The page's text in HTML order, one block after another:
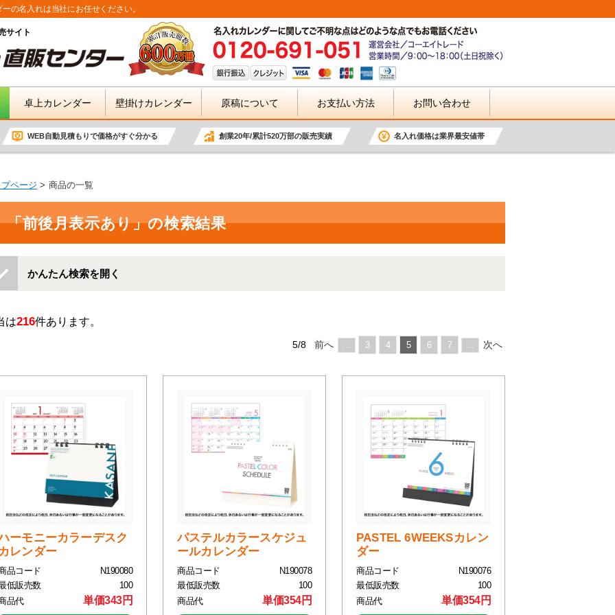
の名入れは当社にお任せください。
サイト
卓上カレンダー 壁掛けカレンダー 原稿について お支払い方法 お問い合わせ
WEB自動見積もりで価格がすぐ分かる 創業20年/累計520万部の販売実績 名入れ価格は業界最安値帯
ページ 商品の一覧
「前後月表示あり」の検索結果
かんたん検索を開く
は216件あります。
5/8 前へ ... 3 4 5 6 7 ... 次へ
ーモニーカラーデスク
レンダー
品コード
N190080
低販売数
100
品代
単価343円
パステルカラースケジュ
ールカレンダー
商品コード
N190078
最低販売数
100
商品代
単価354円
PASTEL 6WEEKSカレン
ダー
商品コード
N190076
最低販売数
100
商品代
単価354円